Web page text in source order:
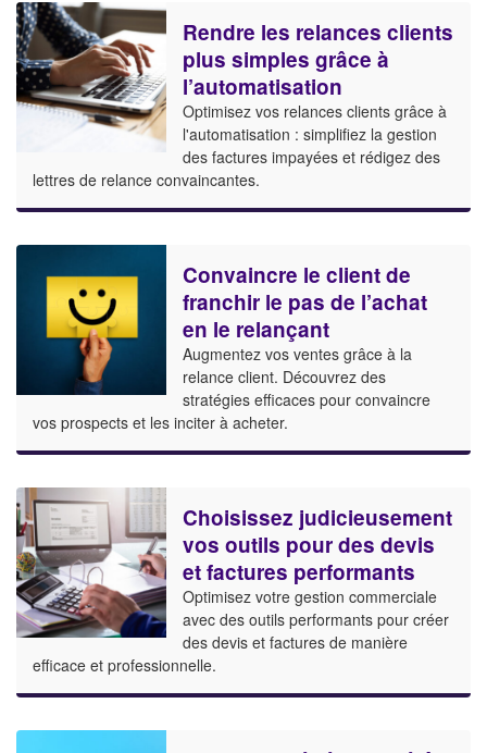
Rendre les relances clients
plus simples grâce à
l’automatisation
Optimisez vos relances clients grâce à
l'automatisation : simplifiez la gestion
des factures impayées et rédigez des
lettres de relance convaincantes.
Convaincre le client de
franchir le pas de l’achat
en le relançant
Augmentez vos ventes grâce à la
relance client. Découvrez des
stratégies efficaces pour convaincre
vos prospects et les inciter à acheter.
Choisissez judicieusement
vos outils pour des devis
et factures performants
Optimisez votre gestion commerciale
avec des outils performants pour créer
des devis et factures de manière
efficace et professionnelle.